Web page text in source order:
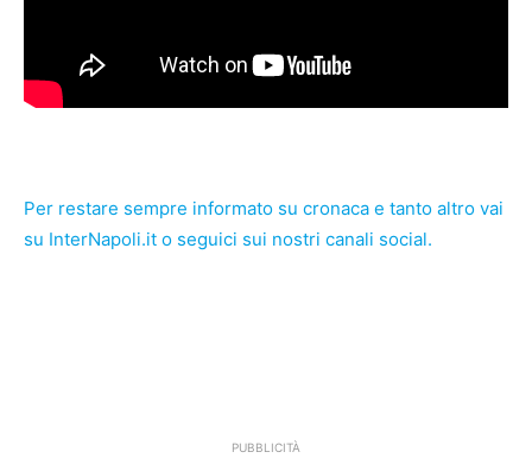
Per restare sempre informato su cronaca e tanto altro vai
su InterNapoli.it o seguici sui nostri canali social.
PUBBLICITÀ